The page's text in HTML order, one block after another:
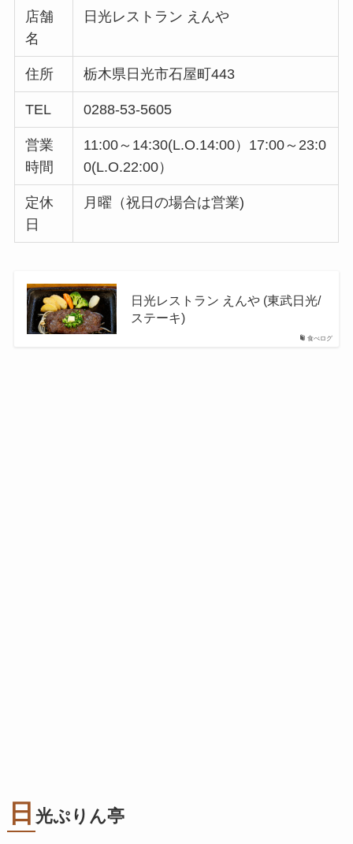
店舗
名
日光レストラン えんや
住所 栃木県日光市石屋町443
TEL 0288-53-5605
営業
時間
11:00～14:30(L.O.14:00）17:00～23:0
0(L.O.22:00）
定休
日
月曜（祝日の場合は営業)
食べログ
日光レストラン えんや (東武日光/
ステーキ)
日 光ぷりん亭